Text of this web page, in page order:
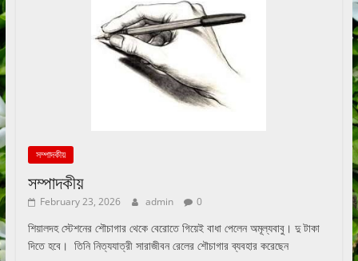
সম্পাদকীয়
সম্পাদকীয়
February 23, 2026 admin 0
শিয়ালদহ স্টেশনের শৌচাগার থেকে বেরোতে গিয়েই বাধা পেলেন অমূল্যবাবু। দু টাকা
দিতে হবে। তিনি নিত্যযাত্রী সারাজীবন রেলের শৌচাগার ব্যবহার করেছেন